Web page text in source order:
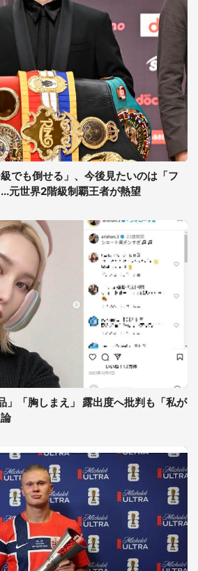
でも倒せる」、今後見たいのは「フ
元世界2階級制覇王者が熱望
」「胸しまえ」 露出度へ批判も「私が